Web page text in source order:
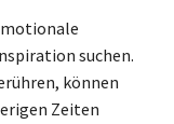
suchen.
können
Zeiten